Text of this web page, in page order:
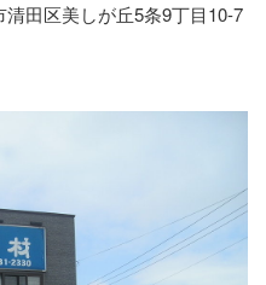
田区美しが丘5条9丁目10-7